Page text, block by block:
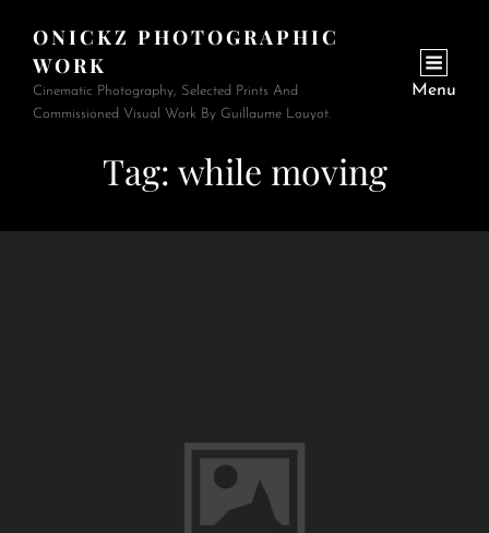
ONICKZ PHOTOGRAPHIC
WORK
Cinematic Photography, Selected Prints And
Commissioned Visual Work By Guillaume Louyot.
Menu
Tag: while moving